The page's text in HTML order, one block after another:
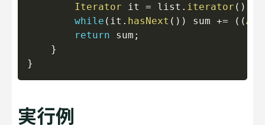
Iterator it = list . iterator ( )
while ( it . hasNext ( ) ) sum += ( (
return sum ;
}
}
実行例